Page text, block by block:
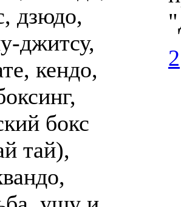
дзюдо,
джитсу,
кендо,
бокс
тай),
2